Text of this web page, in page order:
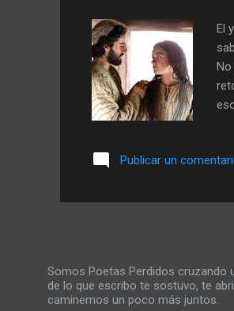
El
No
Publicar un
Somos Poetas Perdidos cruzando
de lo que escribo te sostuvo, te
caminemos un poco más juntos.